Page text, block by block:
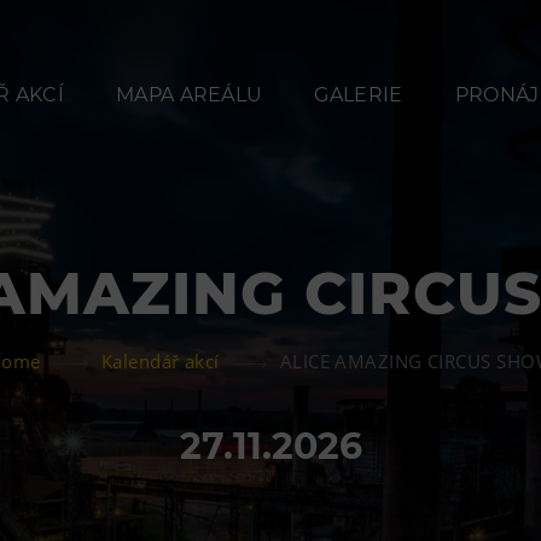
AKCÍ MAPA AREÁLU GALERIE
Kalendář akcí ALICE AMAZING CIRCUS
27.11.2026
Občerstvení
techniky
L’Osteria